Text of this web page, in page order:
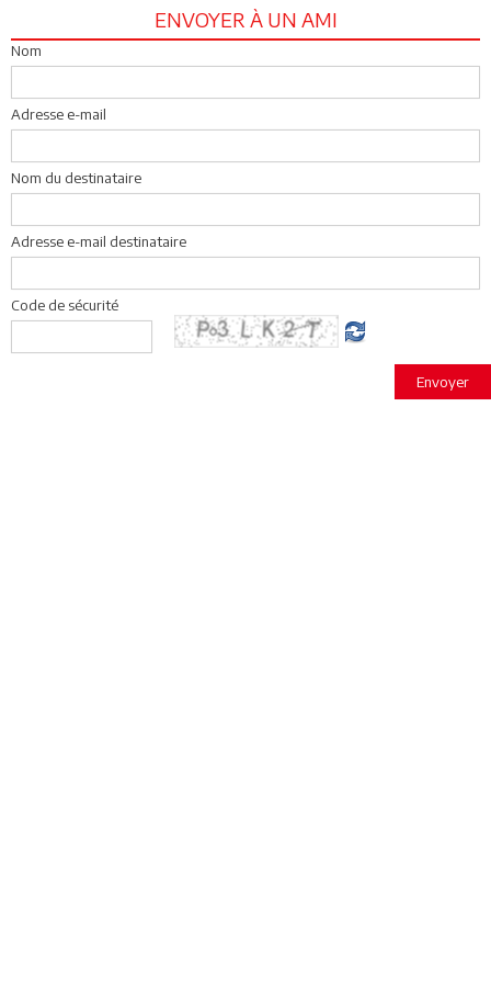
ENVOYER À UN AMI
Nom
Adresse e-mail
Nom du destinataire
Adresse e-mail destinataire
Code de sécurité
Envoyer